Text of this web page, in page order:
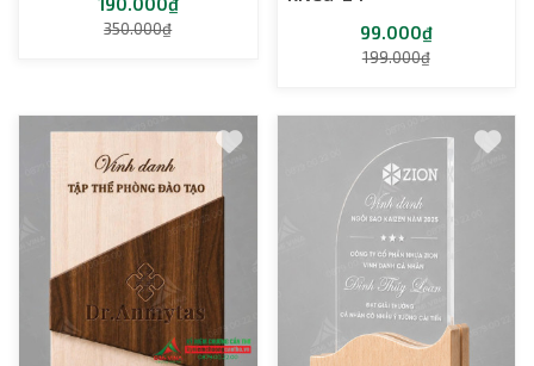
350.000₫
99.000₫
199.000₫